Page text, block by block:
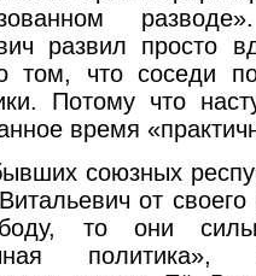
развил просто
том, что соседи
Потому что
время
союзных
от
то они
политика»,